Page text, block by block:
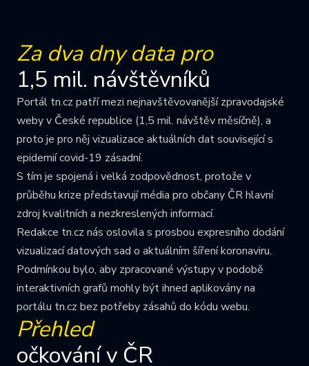
Za dva dny data pro
1,5 mil. návštěvníků
Portál tn.cz patří mezi nejnavštěvovanější zpravodajské
weby v České republice (1,5 mil. návštěv měsíčně), a
proto je pro něj vizualizace aktuálních dat související s
epidemií covid-19 zásadní.
S tím je spojená i velká zodpovědnost, protože v
průběhu krize představují média pro občany ČR hlavní
zdroj kvalitních a nezkreslených informací.
Redakce tn.cz nás oslovila s prosbou expresního dodání
vizualizací datových sad o aktuálním šíření koronaviru.
Podmínkou bylo, aby zpracované výstupy v podobě
interaktivních grafů mohly být ihned aplikovány na
portálu tn.cz bez potřeby zásahů do kódu webu.
Přehled
očkování v ČR